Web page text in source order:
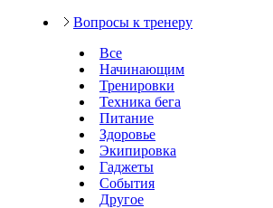
Вопросы к тренеру
Все
Начинающим
Тренировки
Техника бега
Питание
Здоровье
Экипировка
Гаджеты
События
Другое